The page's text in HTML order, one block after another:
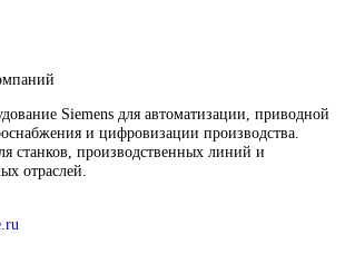
Simatic HMI
2AH00-0AA0
I/O
2AH00-0AA0